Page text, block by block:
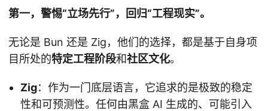
第一，警惕“立场先行”，回归“工程现实”。
无论是 Bun 还是 Zig，他们的选择，都是基于自身项
目所处的特定工程阶段和社区文化。
Zig：作为一门底层语言，它追求的是极致的稳定
性和可预测性。任何由黑盒 AI 生成的、可能引入